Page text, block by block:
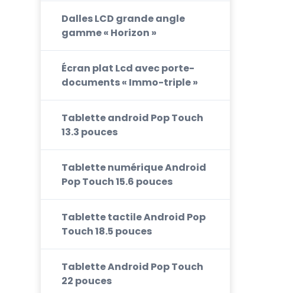
Dalles LCD grande angle
gamme « Horizon »
Écran plat Lcd avec porte-
documents « Immo-triple »
Tablette android Pop Touch
13.3 pouces
Tablette numérique Android
Pop Touch 15.6 pouces
Tablette tactile Android Pop
Touch 18.5 pouces
Tablette Android Pop Touch
22 pouces